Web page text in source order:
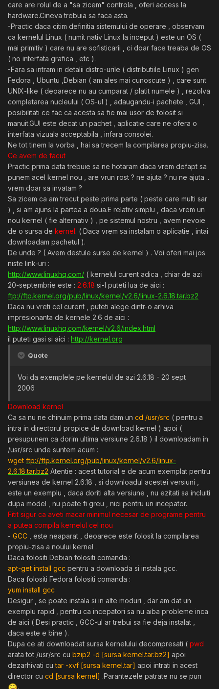
care are rolul de a "sa zicem" controla , oferi access la
hardware.Cineva trebuia sa faca asta.
-Practic daca citim definitia sistemului de operare , observam
ca kernelul Linux ( numit nativ Linux la inceput ) este un OS (
mai primitiv ) care nu are sofisticarii , ci doar face treaba de OS
( no interfata grafica , etc ).
-Fara sa intram in detalii distro-urile ( distributiile Linux ) gen
Fedora , Ubuntu ,Debian ( am ales mai cunoscute ) , care sunt
UNIX-like ( deoarece nu au cumparat / platit numele ) , rezolva
completarea nucleului ( OS-ul ) , adaugandu-i pachete , GUI ,
posibilitati ce fac ca acesta sa fie mai usor de folosit si
manuit.GUI este decat un pachet , aplicatie care ne ofera o
interfata vizuala acceptabila , infara consolei.
Ne tot tinem la vorba , hai sa trecem la compilarea propiu-zisa.
Ce avem de facut
Practic prima data trebuie sa ne hotaram daca vrem defapt sa
punem acel kernel nou , are vrun rost ? ne ajuta ? nu ne ajuta ..
vrem doar sa invatam ?
Sa zicem ca am trecut peste prima parte ( peste care multi sar
) , si am ajuns la partea a doua.E relativ simplu , daca vrem un
nou kernel ( fie alternativ ) , pe sistemul nostru , avem nevoie
de o sursa de kernel. ( Daca vrem sa instalam o aplicatie , intai
downloadam pachetul ).
De unde ? ( Avem destule surse de kernel ) . Voi oferi mai jos
niste link-uri :
http://www.linuxhq.com/ ( kernelul curent adica , chiar de azi
20-septembrie este : 2.6.18 si-l puteti lua de aici :
ftp://ftp.kernel.org/pub/linux/kernel/v2.6/linux-2.6.18.tar.bz2
Daca nu vreti cel curent , puteti alege dintr-o arhiva
impresionanta de kernele 2.6 de aici :
http://www.linuxhq.com/kernel/v2.6/index.html
il puteti gasi si aici : http://kernel.org
Quote
Voi da exemplele pe kernelul de azi 2.6.18 - 20 sept
2006
Download kernel
Ca sa nu ne chinuim prima data dam un cd /usr/src ( pentru a
intra in directorul propice de download kernel ) apoi (
presupunem ca dorim ultima versiune 2.6.18 ) il downloadam in
/usr/src unde suntem acum :
wget ftp://ftp.kernel.org/pub/linux/kernel/v2.6/linux-
2.6.18.tar.bz2 Atentie : acest tutorial e de acum exemplat pentru
versiunea de kernel 2.6.18 , si downloadul acestei versiuni ,
este un exemplu , daca doriti alta versiune , nu ezitati sa incluiti
dupa model , nu poate fi greu , nici pentru un incepator.
Fitit sigur ca aveti macar minimul necesar de programe pentru
a putea compila kernelul cel nou
- GCC , este neaparat , deoarece este folosit la compilarea
propiu-zisa a noului kernel .
Daca folositi Debian folositi comanda :
apt-get install gcc pentru a downloada si instala gcc.
Daca folositi Fedora folositi comanda :
yum install gcc
Desigur , se poate instala si in alte moduri , dar am dat un
exemplu rapid , pentru ca incepatori sa nu aiba probleme inca
de aici ( Desi practic , GCC-ul ar trebui sa fie deja instalat ,
daca este e bine ).
Dupa ce ati downloadat sursa kernelului decompresati ( pwd
arata tot /usr/src cu bzip2 -d [sursa kernel.tar.bz2] apoi
dezarhivati cutar -xvf [sursa kernel.tar] apoi intrati in acest
director cu cd [sursa kernel] .Parantezele patrate nu se pun
.